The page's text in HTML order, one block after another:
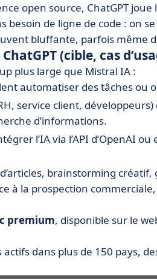
open source, ChatGPT joue
besoin de ligne de code : on
bluffante, parfois même
(cible, cas
plus large que Mistral IA :
automatiser des tâches ou
service client,
d’informations.
l’IA via l’API d’OpenAI
brainstorming
à la prospection
premium, disponible sur le
dans plus de 150 pays,